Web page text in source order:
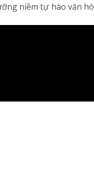
niềm tự hào văn